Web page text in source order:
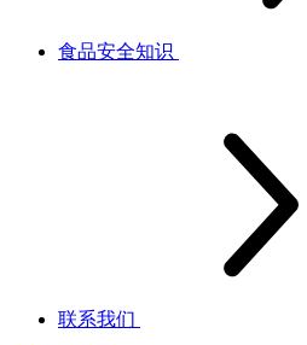
食品安全知识
联系我们